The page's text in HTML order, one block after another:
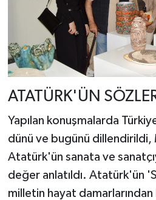
ATATÜRK'ÜN
Yapılan konuşmalarda
dünü ve bugünü dillendirildi,
Atatürk'ün sanata ve
değer anlatıldı. Atatürk'ün
milletin hayat